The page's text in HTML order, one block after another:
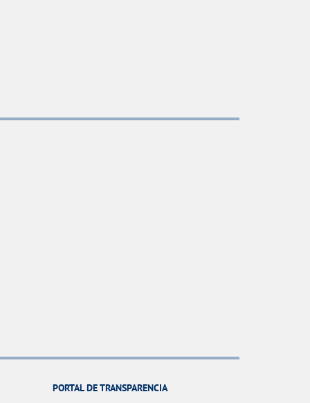
PORTAL DE TRANSPARENCIA